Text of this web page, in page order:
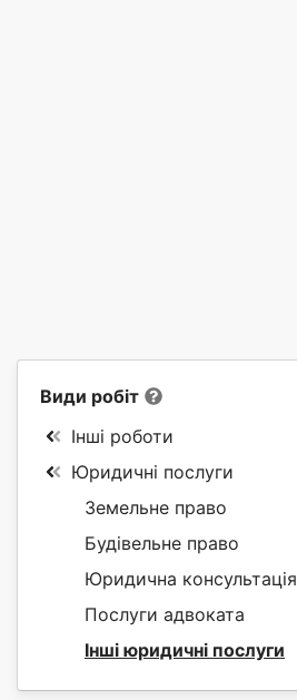
Види робіт
Інші роботи
Юридичні послуги
Земельне право
Будівельне право
Юридична консультація
Послуги адвоката
Інші юридичні послуги